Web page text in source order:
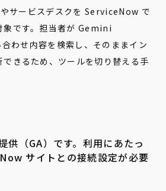
サービスデスクを ServiceNow で
象です。担当者が Gemini
わせ内容を検索し、そのままイン
きるため、ツールを切り替える手
供（GA）です。利用にあたっ
サイトとの接続設定が必要